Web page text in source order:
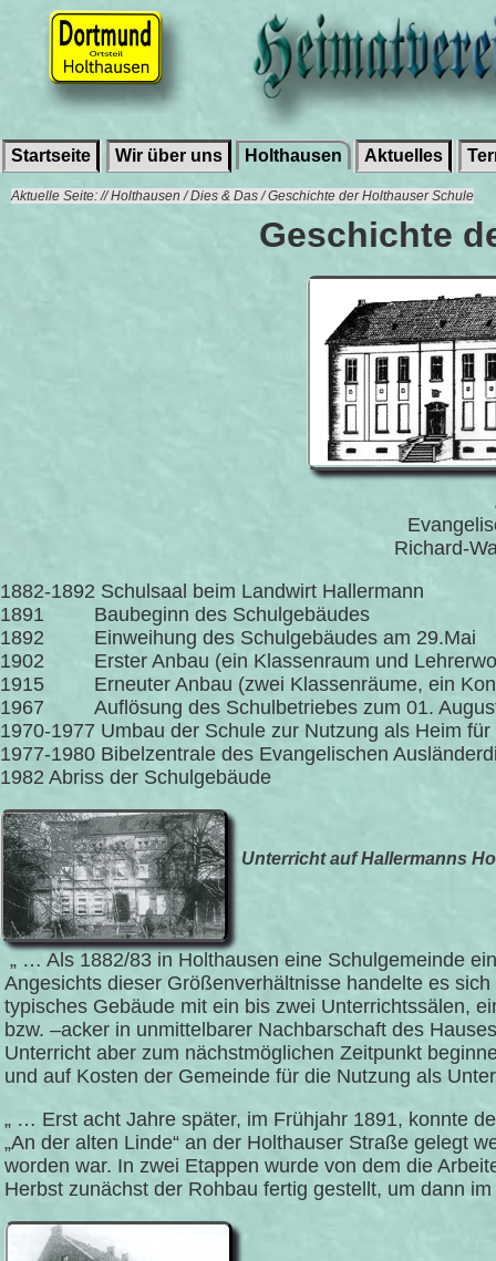
Startseite Wir über uns Holthausen Aktuelles
Aktuelle Seite: // Holthausen / Dies & Das / Geschichte der Holthauser Schule
Geschichte
Richard-
1882-1892 Schulsaal beim Landwirt Hallermann
1891 Baubeginn des Schulgebäudes
1892 Einweihung des Schulgebäudes am 29.Mai
1902 Erster Anbau (ein Klassenraum und
1915 Erneuter Anbau (zwei Klassenräume, ein
1967 Auflösung des Schulbetriebes zum 01.
1970-1977 Umbau der Schule zur Nutzung als Heim
1977-1980 Bibelzentrale des Evangelischen
1982 Abriss der Schulgebäude
Unterricht auf Hallermanns
„ … Als 1882/83 in Holthausen eine Schulgemeinde
Angesichts dieser Größenverhältnisse handelte es
typisches Gebäude mit ein bis zwei Unterrichtssälen,
bzw. –acker in unmittelbarer Nachbarschaft des
Unterricht aber zum nächstmöglichen Zeitpunkt
und auf Kosten der Gemeinde für die Nutzung als
„ … Erst acht Jahre später, im Frühjahr 1891, konnte
„An der alten Linde“ an der Holthauser Straße gelegt
worden war. In zwei Etappen wurde von dem die
Herbst zunächst der Rohbau fertig gestellt, um dann